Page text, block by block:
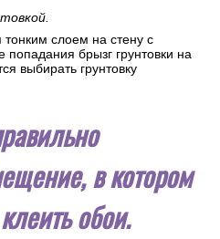
тонким слоем на стену с
брызг грунтовки на
выбирать грунтовку
в котором
обои.